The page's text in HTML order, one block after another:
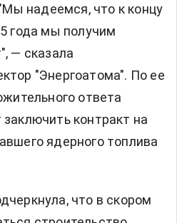
надеемся, что к концу
года мы получим
— сказала
"Энергоатома". По ее
ответа
контракт на
ядерного топлива
что в скором